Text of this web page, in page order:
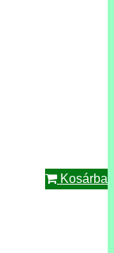
Kosárba